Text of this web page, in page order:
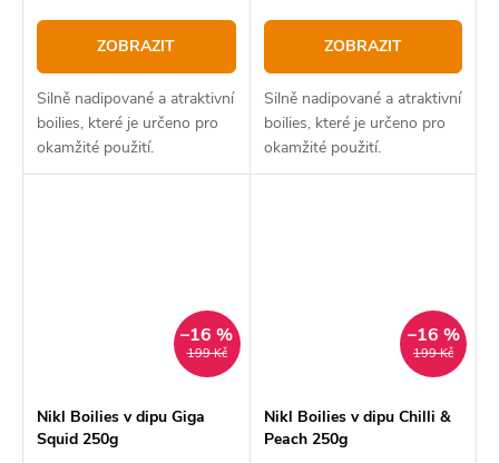
ZOBRAZIT
Silně nadipované a atraktivní
boilies, které je určeno pro
okamžité použití.
ZOBRAZIT
Silně nadipované a atraktivní
boilies, které je určeno pro
okamžité použití.
199 Kč
–16 %
Nikl Boilies v dipu Giga
Squid 250g
199 Kč
–16 %
Nikl Boilies v dipu Chilli &
Peach 250g